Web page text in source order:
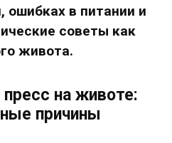
ошибках в питании и
советы как
живота.
на животе:
причины